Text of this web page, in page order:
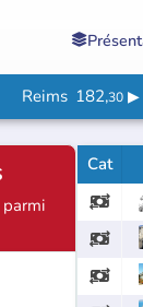

Reims 182,30 ▶
parmi
Cat


